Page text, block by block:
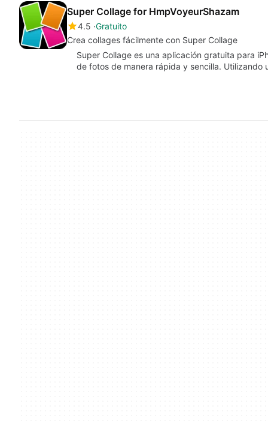
Super Collage for HmpVoyeurShazam
4.5 Gratuito
Crea collages fácilmente con Super Collage
Super Collage es una aplicación gratuita para
de fotos de manera rápida y sencilla. Utilizando